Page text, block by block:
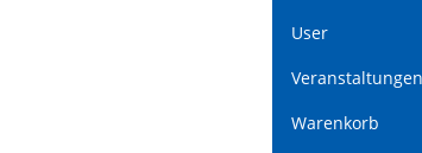
User
Veranstaltungen
Warenkorb